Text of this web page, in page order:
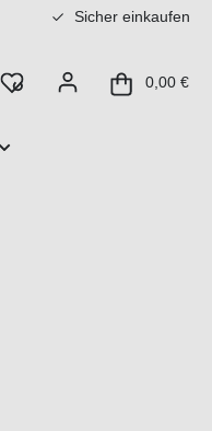
Sicher einkaufen
0,00 €